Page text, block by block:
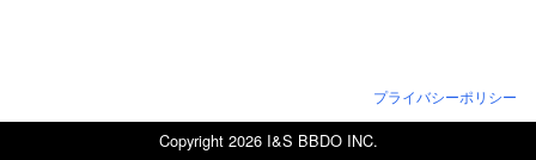
プライバシーポリシー
Copyright 2026 I&S BBDO INC.